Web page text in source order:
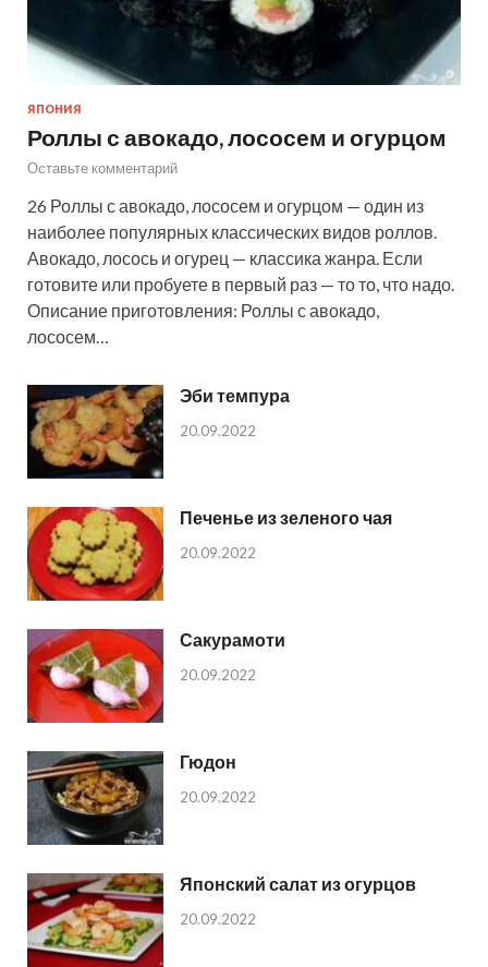
ЯПОНИЯ
Роллы с авокадо, лососем и огурцом
Оставьте комментарий
26 Роллы с авокадо, лососем и огурцом — один из
наиболее популярных классических видов роллов.
Авокадо, лосось и огурец — классика жанра. Если
готовите или пробуете в первый раз — то то, что надо.
Описание приготовления: Роллы с авокадо,
лососем…
Эби темпура
20.09.2022
Печенье из зеленого чая
20.09.2022
Сакурамоти
20.09.2022
Гюдон
20.09.2022
Японский салат из огурцов
20.09.2022